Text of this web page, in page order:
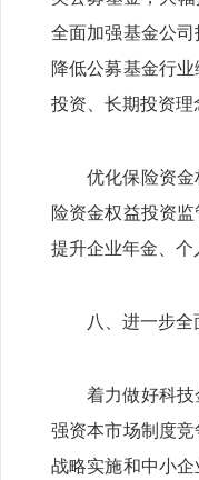
全面加强基金公
降低公募基金行
投资、长期投资
优化保险资
险资金权益投资
提升企业年金、
八、进一步
着力做好科
强资本市场制度
战略实施和中小